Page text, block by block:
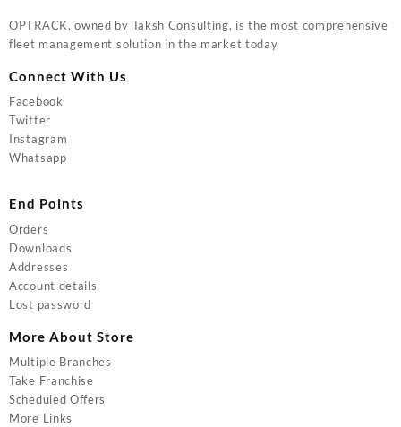
OPTRACK, owned by Taksh Consulting, is the most comprehensive
fleet management solution in the market today
Connect With Us
Facebook
Twitter
Instagram
Whatsapp
End Points
Orders
Downloads
Addresses
Account details
Lost password
More About Store
Multiple Branches
Take Franchise
Scheduled Offers
More Links